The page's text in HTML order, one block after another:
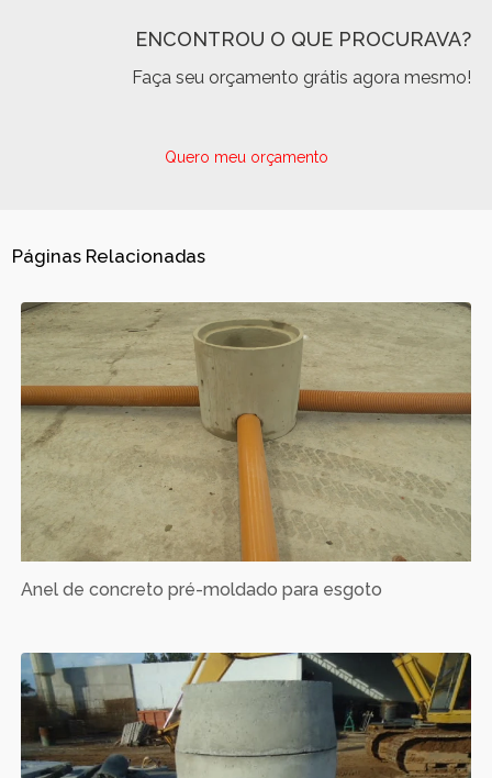
ENCONTROU O QUE PROCURAVA?
Faça seu orçamento grátis agora mesmo!
Quero meu orçamento
Páginas Relacionadas
Anel de concreto pré-moldado para esgoto